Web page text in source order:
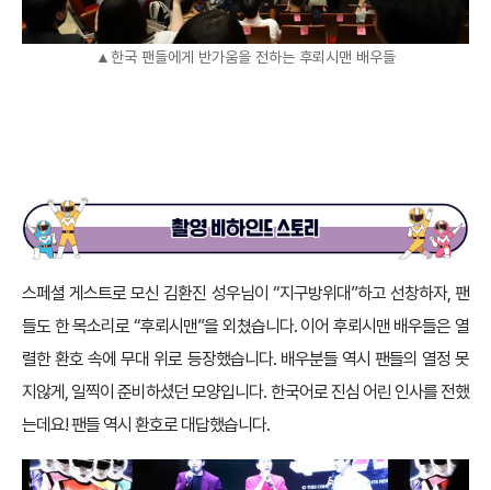
▲한국 팬들에게 반가움을 전하는 후뢰시맨 배우들
스페셜 게스트로 모신 김환진 성우님이 “지구방위대”하고 선창하자, 팬
들도 한 목소리로 “후뢰시맨”을 외쳤습니다. 이어 후뢰시맨 배우들은 열
렬한 환호 속에 무대 위로 등장했습니다. 배우분들 역시 팬들의 열정 못
지않게, 일찍이 준비하셨던 모양입니다. 한국어로 진심 어린 인사를 전했
는데요! 팬들 역시 환호로 대답했습니다.